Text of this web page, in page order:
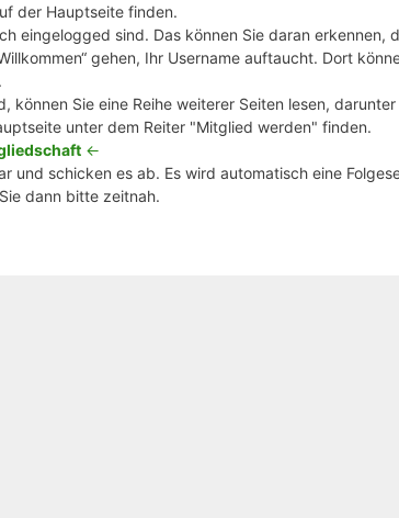
der Hauptseite finden.
eingelogged sind. Das können Sie daran erkennen,
gehen, Ihr Username auftaucht. Dort
können Sie eine Reihe weiterer Seiten lesen,
unter dem Reiter "Mitglied werden" finden.
<-
und schicken es ab. Es wird automatisch eine
dann bitte zeitnah.